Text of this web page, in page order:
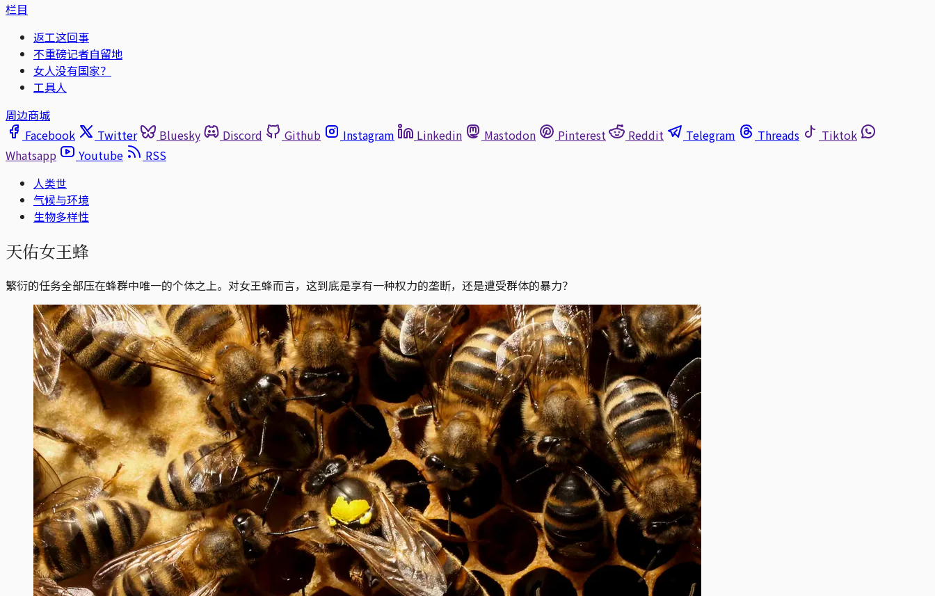
栏目
返工这回事
不重磅记者自留地
女人没有国家？
工具人
周边商城
Facebook
Twitter Bluesky Discord Github Instagram Linkedin Mastodon Pinterest Reddit Telegram Threads
Tiktok
Whatsapp
Youtube
RSS
人类世
气候与环境
生物多样性
天佑女王蜂
繁衍的任务全部压在蜂群中唯一的个体之上。对女王蜂而言，这到底是享有一种权力的垄断，还是遭受群体的暴力？